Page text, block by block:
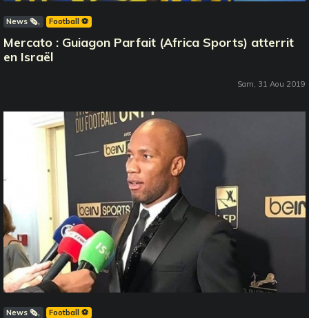
News 🗞️ Football ⚽️
Mercato : Guiagon Parfait (Africa Sports) atterrit
en Israël
Sam, 31 Aou 2019
News 🗞️ Football ⚽️